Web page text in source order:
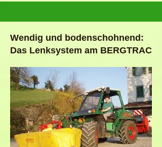
Wendig und bodenschohnend:
Das Lenksystem am BERGTRAC